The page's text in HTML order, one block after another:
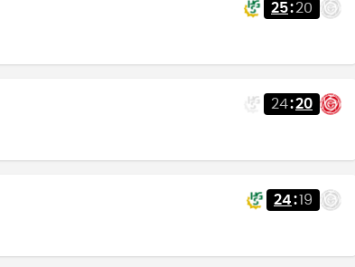
25:20
24:20
24:19